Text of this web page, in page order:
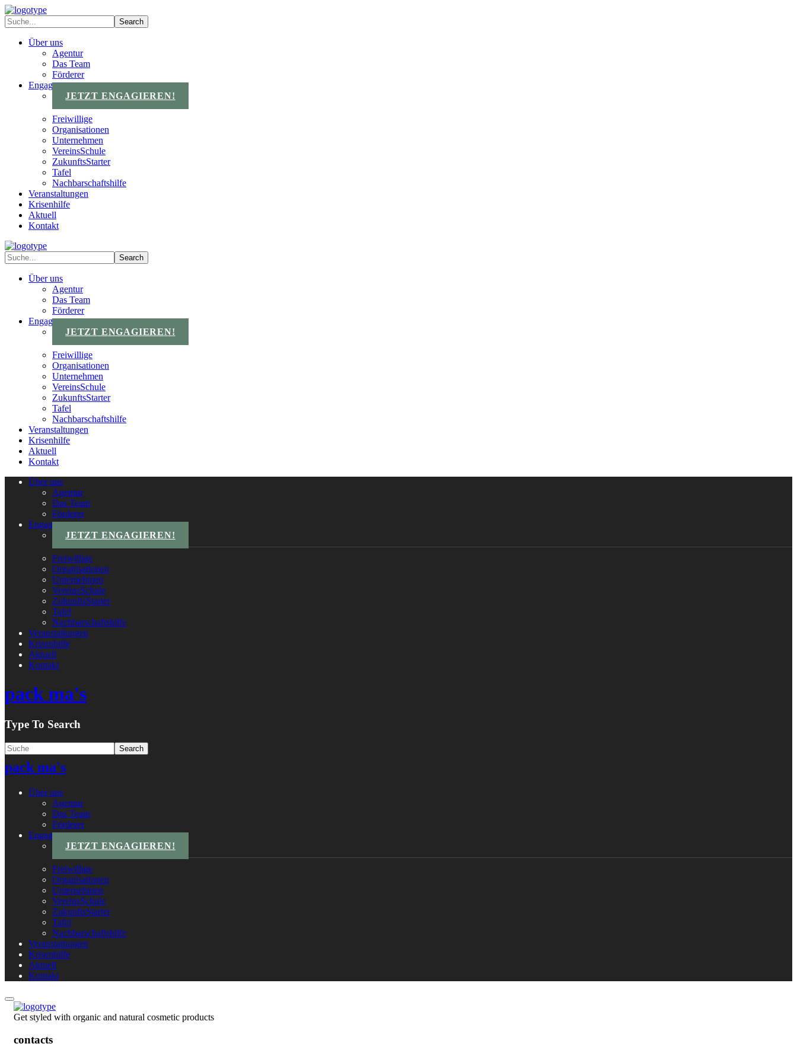
Über uns
Agentur
Das Team
Förderer
Engagements
JETZT ENGAGIEREN!
Freiwillige
Organisationen
Unternehmen
VereinsSchule
ZukunftsStarter
Tafel
Nachbarschaftshilfe
Veranstaltungen
Krisenhilfe
Aktuell
Kontakt
Über uns
Agentur
Das Team
Förderer
Engagements
JETZT ENGAGIEREN!
Freiwillige
Organisationen
Unternehmen
VereinsSchule
ZukunftsStarter
Tafel
Nachbarschaftshilfe
Veranstaltungen
Krisenhilfe
Aktuell
Kontakt
Über uns
Agentur
Das Team
Förderer
Engagements
JETZT ENGAGIEREN!
Freiwillige
Organisationen
Unternehmen
VereinsSchule
ZukunftsStarter
Tafel
Nachbarschaftshilfe
Veranstaltungen
Krisenhilfe
Aktuell
Kontakt
pack ma's
Type To Search
pack ma's
Über uns
Agentur
Das Team
Förderer
Engagements
JETZT ENGAGIEREN!
Freiwillige
Organisationen
Unternehmen
VereinsSchule
ZukunftsStarter
Tafel
Nachbarschaftshilfe
Veranstaltungen
Krisenhilfe
Aktuell
Kontakt
Get styled with organic and natural cosmetic products
contacts